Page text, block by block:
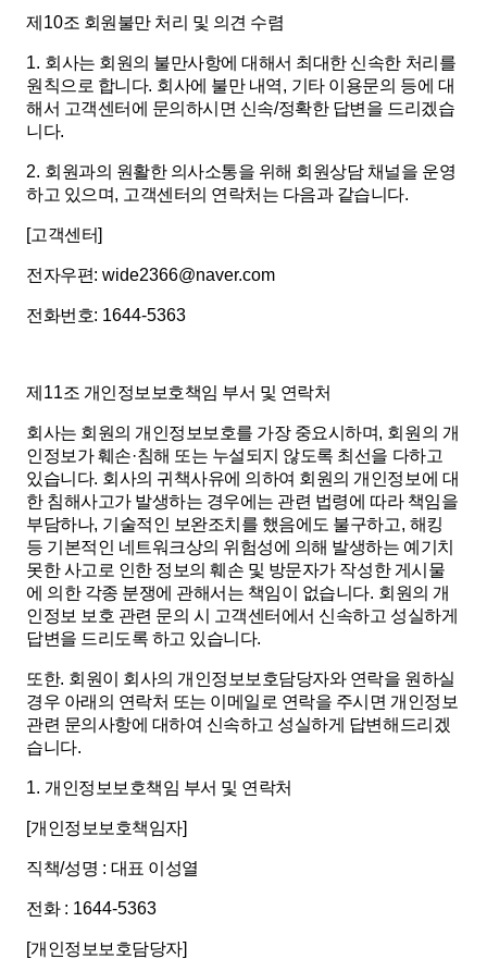
제 10조 회원불만 처리 및 의견 수렴
1. 회사는 회원의 불만사항에 대해서 최대한 신속한 처리를
원칙으로 합니다. 회사에 불만 내역, 기타 이용문의 등에 대
해서 고객센터에 문의하시면 신속/정확한 답변을 드리겠습
니다.
2. 회원과의 원활한 의사소통을 위해 회원상담 채널을 운영
하고 있으며, 고객센터의 연락처는 다음과 같습니다.
[고객센터]
전자우편: wide2366@naver.com
전화번호: 1644-5363
제 11조 개인정보보호책임 부서 및 연락처
회사는 회원의 개인정보보호를 가장 중요시하며, 회원의 개
인정보가 훼손·침해 또는 누설되지 않도록 최선을 다하고
있습니다. 회사의 귀책사유에 의하여 회원의 개인정보에 대
한 침해사고가 발생하는 경우에는 관련 법령에 따라 책임을
부담하나, 기술적인 보완조치를 했음에도 불구하고, 해킹
등 기본적인 네트워크상의 위험성에 의해 발생하는 예기치
못한 사고로 인한 정보의 훼손 및 방문자가 작성한 게시물
에 의한 각종 분쟁에 관해서는 책임이 없습니다. 회원의 개
인정보 보호 관련 문의 시 고객센터에서 신속하고 성실하게
답변을 드리도록 하고 있습니다.
또한. 회원이 회사의 개인정보보호담당자와 연락을 원하실
경우 아래의 연락처 또는 이메일로 연락을 주시면 개인정보
관련 문의사항에 대하여 신속하고 성실하게 답변해드리겠
습니다.
1. 개인정보보호책임 부서 및 연락처
[개인정보보호책임자]
직책/성명 : 대표 이성열
전화 : 1644-5363
[개인정보보호담당자]